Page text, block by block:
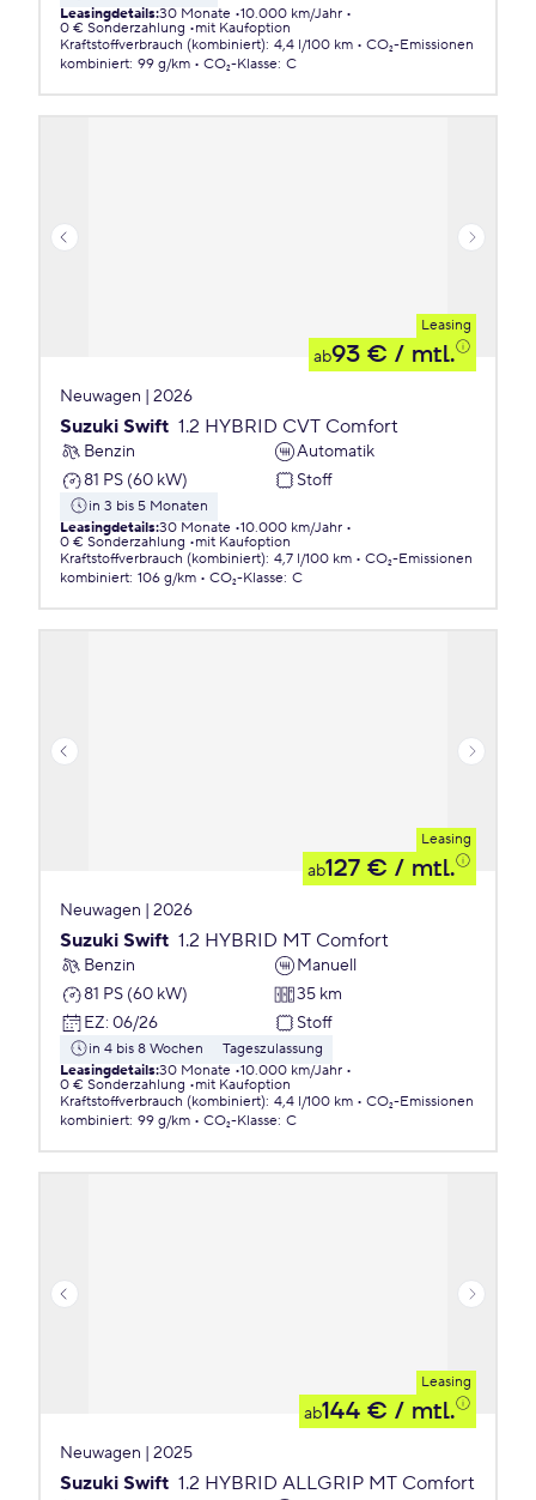
Leasingdetails:30 Monate 10.000 km/Jahr
0 € Sonderzahlung
mit Kaufoption
Kraftstoffverbrauch (kombiniert): 4,4 l/100 km
CO₂-Emissionen
kombiniert: 99 g/km CO₂-Klasse: C
Leasing
ab93 € / mtl.
Neuwagen | 2026
Suzuki Swift 1.2 HYBRID CVT Comfort
Benzin
Automatik
81 PS (60 kW)
Stoff
in 3 bis 5 Monaten
Leasingdetails:30 Monate 10.000 km/Jahr
0 € Sonderzahlung
mit Kaufoption
Kraftstoffverbrauch (kombiniert): 4,7 l/100 km
CO₂-Emissionen
kombiniert: 106 g/km CO₂-Klasse: C
Leasing
ab127 € / mtl.
Neuwagen | 2026
Suzuki Swift 1.2 HYBRID MT Comfort
Benzin
Manuell
81 PS (60 kW)
35 km
EZ: 06/26 Stoff
in 4 bis 8 Wochen
Tageszulassung
Leasingdetails:30 Monate 10.000 km/Jahr
0 € Sonderzahlung
mit Kaufoption
Kraftstoffverbrauch (kombiniert): 4,4 l/100 km
CO₂-Emissionen
kombiniert: 99 g/km CO₂-Klasse: C
Leasing
ab144 € / mtl.
Neuwagen | 2025
Suzuki Swift 1.2 HYBRID ALLGRIP MT Comfort